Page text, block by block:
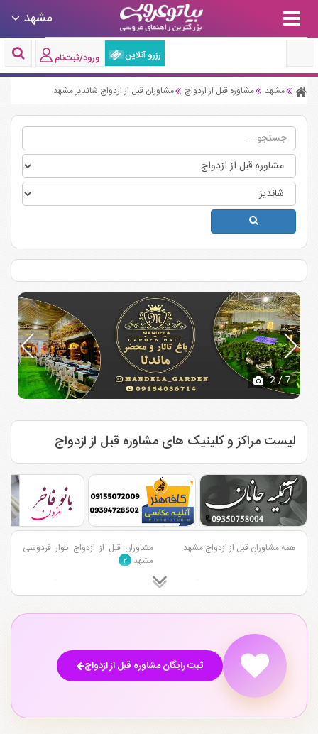
مشهد
رزرو آنلاین ورود/ثبت‌نام
مشهد مشاوره قبل از ازدواج مشاوران قبل از ازدواج شاندیز مشهد
2/ 7
لیست مراکز و کلینیک های مشاوره قبل از ازدواج
همه مشاوران قبل از ازدواج مشهد
مشاوران قبل از ازدواج بلوار فردوسی
مشهد ۲
مشاوران قبل از ازدواج احمد آباد مشهد
۴
مشاوران قبل از ازدواج قاسم آباد مشهد
۱
مشاوران قبل از ازدواج وکیل آباد مشهد
مشاوران قبل از ازدواج بلوار سجاد
مشاوران قبل از ازدواج بلوار هاشمیه
مشهد
۱
مشاوران قبل از ازدواج خیابان
کوهسنگی مشهد ۱
مشاوران قبل از ازدواج بلوار معلم مشهد
ثبت رایگان مشاوره قبل از ازدواج